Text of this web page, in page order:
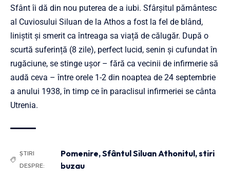
Sfânt îi dă din nou puterea de a iubi. Sfârșitul pământesc
al Cuviosului Siluan de la Athos a fost la fel de blând,
liniștit și smerit ca întreaga sa viață de călugăr. După o
scurtă suferință (8 zile), perfect lucid, senin și cufundat în
rugăciune, se stinge ușor – fără ca vecinii de infirmerie să
audă ceva – între orele 1-2 din noaptea de 24 septembrie
a anului 1938, în timp ce în paraclisul infirmeriei se cânta
Utrenia.
ȘTIRI
DESPRE:
Pomenire,Sfântul Siluan Athonitul,stiri
buzau